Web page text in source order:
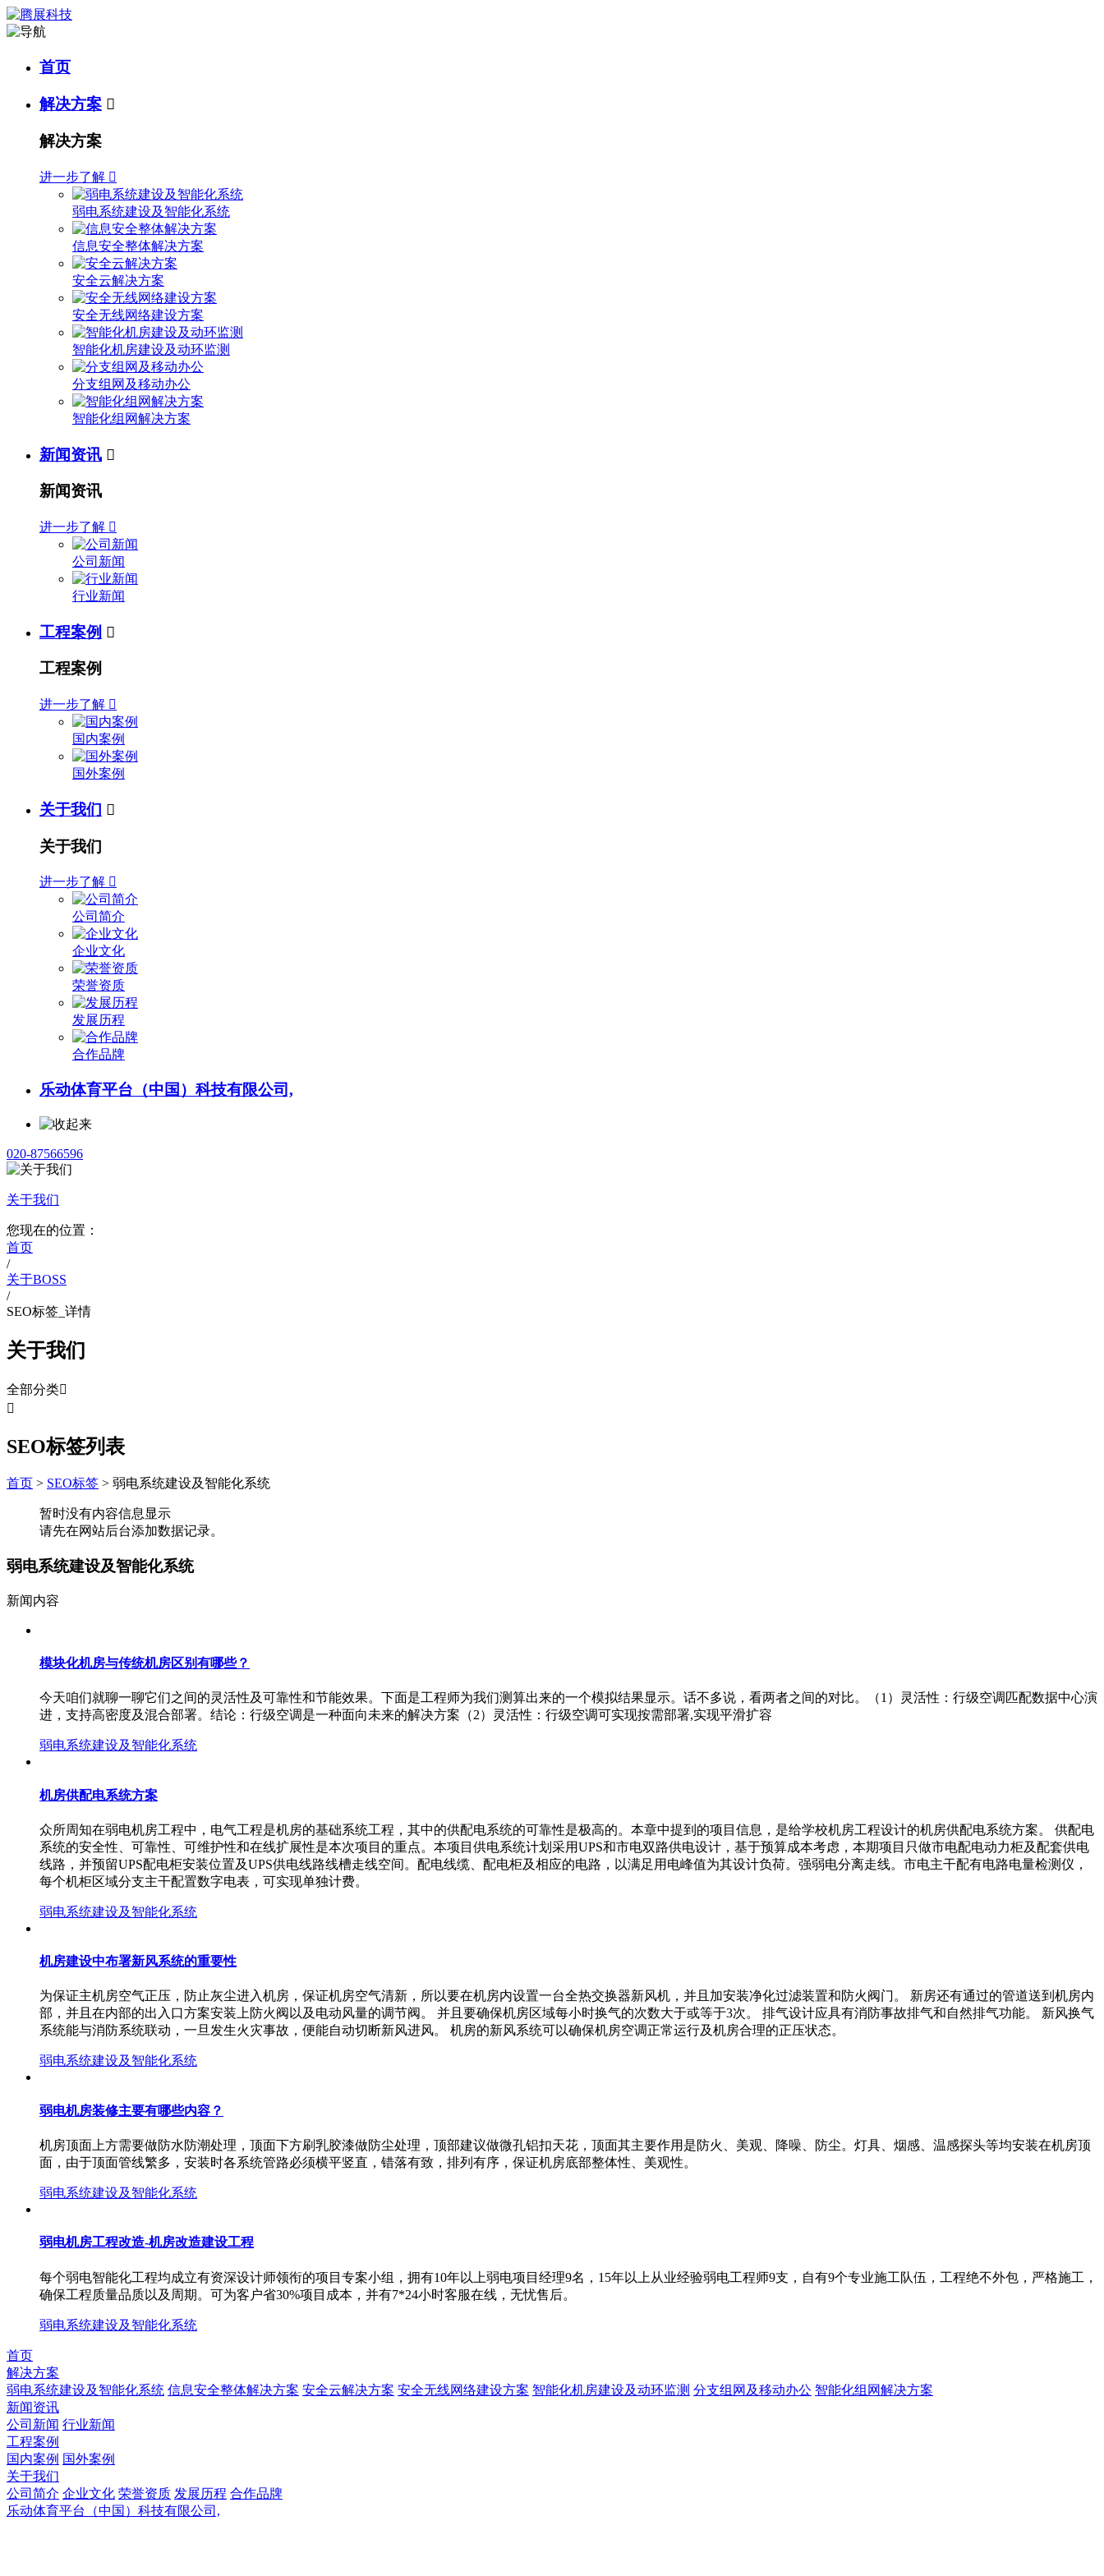
首页
解决方案 
解决方案
进一步了解 
弱电系统建设及智能化系统
信息安全整体解决方案
安全云解决方案
安全无线网络建设方案
智能化机房建设及动环监测
分支组网及移动办公
智能化组网解决方案
新闻资讯 
新闻资讯
进一步了解 
公司新闻
行业新闻
工程案例 
工程案例
进一步了解 
国内案例
国外案例
关于我们 
关于我们
进一步了解 
公司简介
企业文化
荣誉资质
发展历程
合作品牌
乐动体育平台（中国）科技有限公司,
020-87566596
关于我们
您现在的位置：
首页
/
关于BOSS
/
SEO标签_详情
关于我们
全部分类

SEO标签列表
首页 > SEO标签 > 弱电系统建设及智能化系统
暂时没有内容信息显示
请先在网站后台添加数据记录。
弱电系统建设及智能化系统
新闻内容
模块化机房与传统机房区别有哪些？
今天咱们就聊一聊它们之间的灵活性及可靠性和节能效果。下面是工程师为我们测算出来的一个模拟结果显示。话不多说，看两者之间的对比。（1）灵活性：行级空调匹配数据中心演
进，支持高密度及混合部署。结论：行级空调是一种面向未来的解决方案（2）灵活性：行级空调可实现按需部署,实现平滑扩容
弱电系统建设及智能化系统
机房供配电系统方案
众所周知在弱电机房工程中，电气工程是机房的基础系统工程，其中的供配电系统的可靠性是极高的。本章中提到的项目信息，是给学校机房工程设计的机房供配电系统方案。 供配电
系统的安全性、可靠性、可维护性和在线扩展性是本次项目的重点。本项目供电系统计划采用UPS和市电双路供电设计，基于预算成本考虑，本期项目只做市电配电动力柜及配套供电
线路，并预留UPS配电柜安装位置及UPS供电线路线槽走线空间。配电线缆、配电柜及相应的电路，以满足用电峰值为其设计负荷。强弱电分离走线。市电主干配有电路电量检测仪，
每个机柜区域分支主干配置数字电表，可实现单独计费。
弱电系统建设及智能化系统
机房建设中布署新风系统的重要性
为保证主机房空气正压，防止灰尘进入机房，保证机房空气清新，所以要在机房内设置一台全热交换器新风机，并且加安装净化过滤装置和防火阀门。 新房还有通过的管道送到机房内
部，并且在内部的出入口方案安装上防火阀以及电动风量的调节阀。 并且要确保机房区域每小时换气的次数大于或等于3次。 排气设计应具有消防事故排气和自然排气功能。 新风换气
系统能与消防系统联动，一旦发生火灾事故，便能自动切断新风进风。 机房的新风系统可以确保机房空调正常运行及机房合理的正压状态。
弱电系统建设及智能化系统
弱电机房装修主要有哪些内容？
机房顶面上方需要做防水防潮处理，顶面下方刷乳胶漆做防尘处理，顶部建议做微孔铝扣天花，顶面其主要作用是防火、美观、降噪、防尘。灯具、烟感、温感探头等均安装在机房顶
面，由于顶面管线繁多，安装时各系统管路必须横平竖直，错落有致，排列有序，保证机房底部整体性、美观性。
弱电系统建设及智能化系统
弱电机房工程改造-机房改造建设工程
每个弱电智能化工程均成立有资深设计师领衔的项目专案小组，拥有10年以上弱电项目经理9名，15年以上从业经验弱电工程师9支，自有9个专业施工队伍，工程绝不外包，严格施工，
确保工程质量品质以及周期。可为客户省30%项目成本，并有7*24小时客服在线，无忧售后。
弱电系统建设及智能化系统
首页
解决方案
弱电系统建设及智能化系统 信息安全整体解决方案 安全云解决方案 安全无线网络建设方案 智能化机房建设及动环监测 分支组网及移动办公 智能化组网解决方案
新闻资讯
公司新闻 行业新闻
工程案例
国内案例 国外案例
关于我们
公司简介 企业文化 荣誉资质 发展历程 合作品牌
乐动体育平台（中国）科技有限公司,